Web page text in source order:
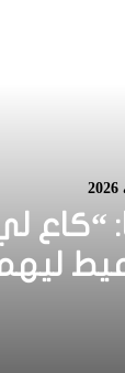
“كاع
عيط